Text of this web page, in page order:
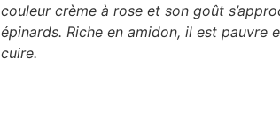
couleur crème à rose et son goût
épinards. Riche en amidon, il est pauvre
cuire.